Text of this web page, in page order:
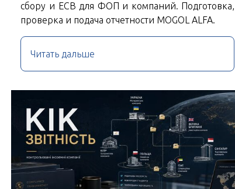
сбору и ЕСВ для ФОП и компаний. Подготовка,
проверка и подача отчетности MOGOL ALFA.
Читать дальше